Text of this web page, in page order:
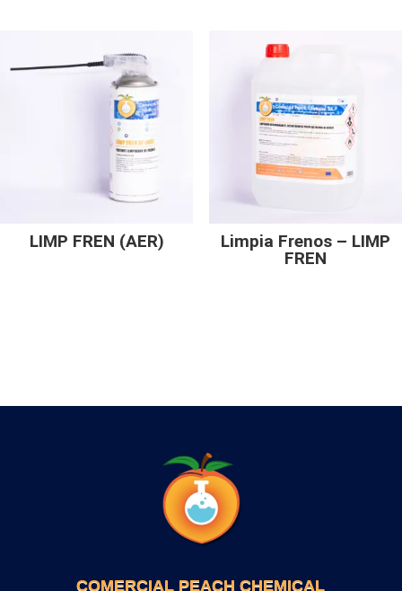
LIMP FREN (AER)
Limpia Frenos – LIMP
FREN
COMERCIAL PEACH CHEMICAL